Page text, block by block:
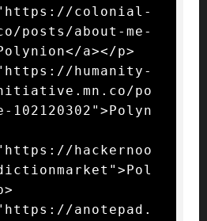
colonial-
posts/about-me-
a></p>
humanity-
po
102120302">Polyn
hackernoo
anotepad.